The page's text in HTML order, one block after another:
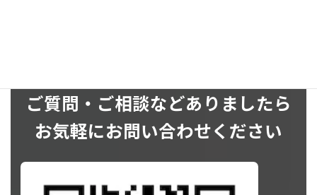
ご質問・ご相談などありましたら
お気軽にお問い合わせください